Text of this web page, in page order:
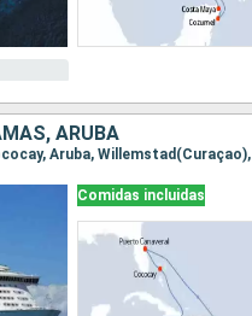
ARUBA
Aruba,
Comidas incluidas